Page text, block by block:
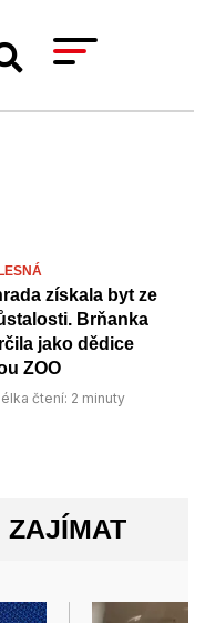
získala byt ze
Brňanka
jako dědice
ZOO
čtení: 2 minuty
ZAJÍMAT